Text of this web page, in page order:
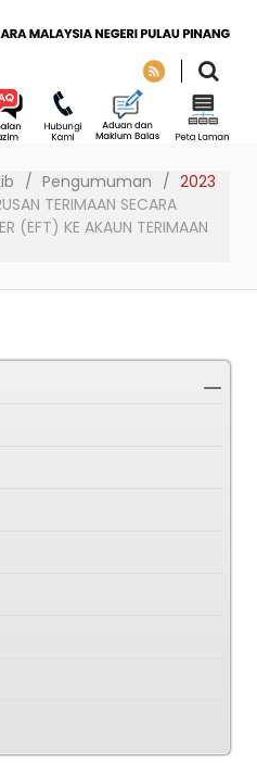
Pengumuman
2023
TERIMAAN SECARA
(EFT) KE AKAUN TERIMAAN